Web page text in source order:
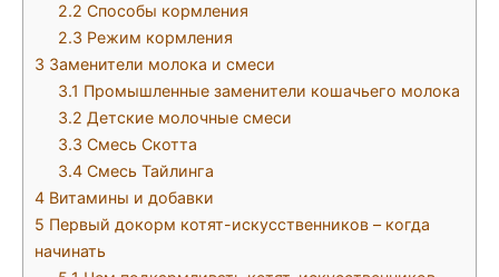
2.2 Способы кормления
2.3 Режим кормления
3 Заменители молока и смеси
3.1 Промышленные заменители кошачьего молока
3.2 Детские молочные смеси
3.3 Смесь Скотта
3.4 Смесь Тайлинга
4 Витамины и добавки
5 Первый докорм котят-искусственников – когда
начинать